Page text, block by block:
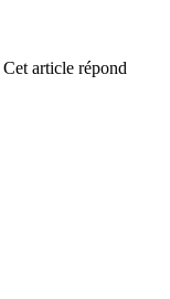
article répond